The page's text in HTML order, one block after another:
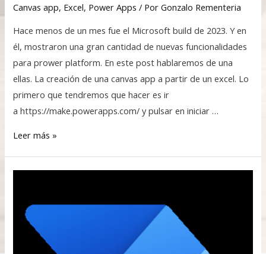
Canvas app, Excel, Power Apps / PorGonzalo Rementeria
Hace menos de un mes fue el Microsoft build de 2023. Y en
él, mostraron una gran cantidad de nuevas funcionalidades
para prower platform. En este post hablaremos de una
ellas. La creación de una canvas app a partir de un excel. Lo
primero que tendremos que hacer es ir
a https://make.powerapps.com/ y pulsar en iniciar …
Leer más »